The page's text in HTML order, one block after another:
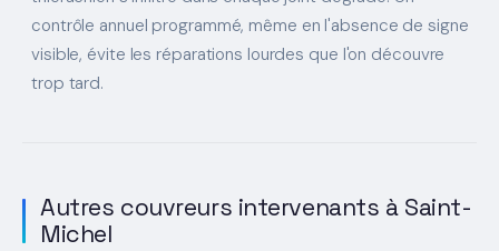
contrôle annuel programmé, même en l'absence de signe
visible, évite les réparations lourdes que l'on découvre
trop tard.
Autres couvreurs intervenants à Saint-
Michel